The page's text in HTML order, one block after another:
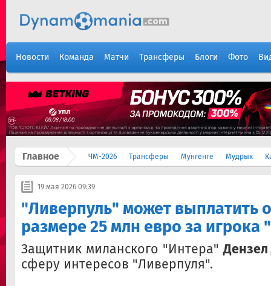
Новости Команда Матчи Трансферы Блоги Фото
Главное ЧМ-2026 Трансферы Мунгенге Мудрык
19 мая 2026 09:39
"Ливерпуль" может выплатить
размере 25 млн евро за игрока
Защитник миланского "Интера"
сферу интересов "Ливерпуля".